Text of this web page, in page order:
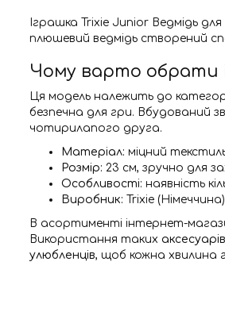
Іграшка Trixie Junior Ведмідь
плюшевий ведмідь створений
Чому варто обрати
Ця модель належить до
безпечна для гри. Вбудований
чотирилапого друга.
Матеріал: міцний
Розмір: 23 см, зручно для
Особливості: наявність
Виробник: Trixie
В асортименті інтернет-
Використання таких
улюбленців, щоб кожна хвилина